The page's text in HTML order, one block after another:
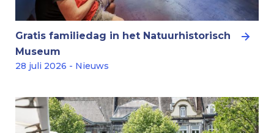
Gratis familiedag in het Natuurhistorisch
Museum
28 juli 2026 - Nieuws